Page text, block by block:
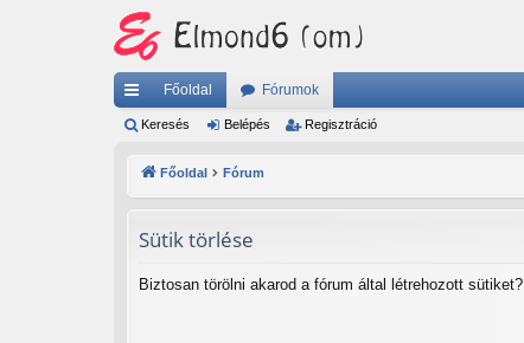
yo
lin
Főoldal Fórumok
Keresés Belépés Regisztráció
Főoldal Fórum
Sütik törlése
Biztosan törölni akarod a fórum által létrehozott sütiket?